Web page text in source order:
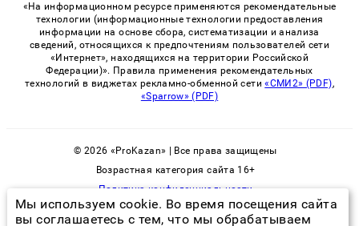
«На информационном ресурсе применяются рекомендательные
технологии (информационные технологии предоставления
информации на основе сбора, систематизации и анализа
сведений, относящихся к предпочтениям пользователей сети
«Интернет», находящихся на территории Российской
Федерации)». Правила применения рекомендательных
технологий в виджетах рекламно-обменной сети«СМИ2» (PDF),
«Sparrow» (PDF)
© 2026 «ProKazan» | Все права защищены
Возрастная категория сайта 16+
Политика конфиденциальности
Мы используем cookie. Во время посещения сайта
вы соглашаетесь с тем, что мы обрабатываем